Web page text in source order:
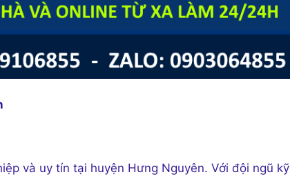
và uy tín tại huyện Hưng Nguyên. Với đội ngũ kỹ